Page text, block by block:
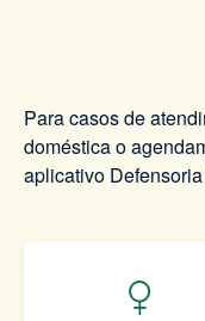
Para casos de
doméstica o
aplicativo